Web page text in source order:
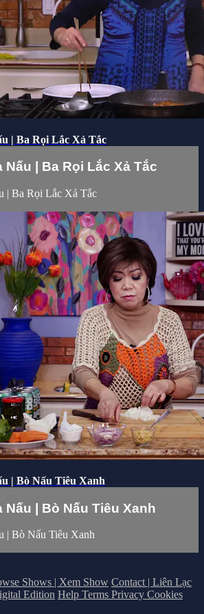
| Ba Rọi Lắc Xả Tắc
Nấu | Ba Rọi Lắc Xả Tắc
| Ba Rọi Lắc Xả Tắc
| Bò Nấu Tiêu Xanh
Nấu | Bò Nấu Tiêu Xanh
| Bò Nấu Tiêu Xanh
Shows | Xem Show Contact | Liên Lạc
Edition Help Terms Privacy Cookies